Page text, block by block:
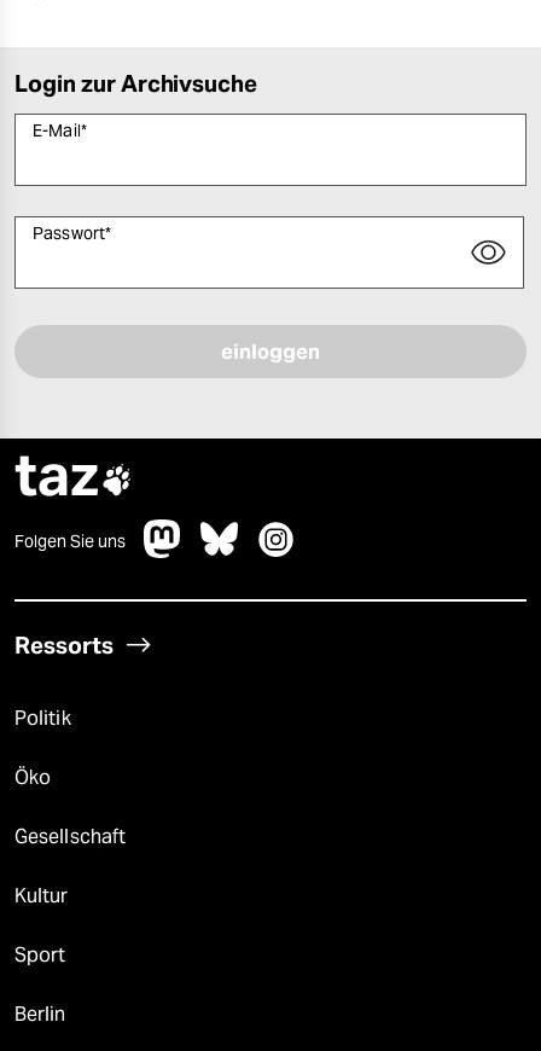
Login zur Archivsuche
E-Mail*
Passwort*
taz
Folgen Sie uns
Ressorts
Politik
Öko
Gesellschaft
Kultur
Sport
Berlin